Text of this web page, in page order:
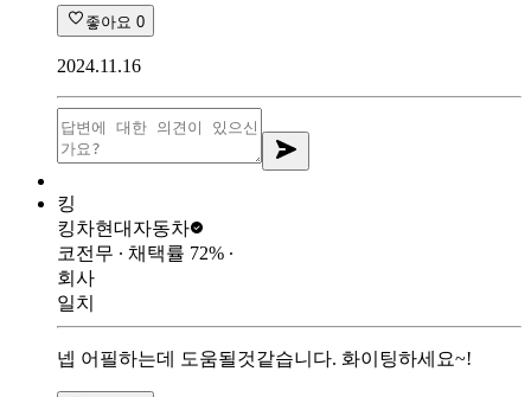
좋아요 0
2024.11.16
킹
킹차현대자동차
코전무 ∙ 채택률 72% ∙
회사
일치
넵 어필하는데 도움될것같습니다. 화이팅하세요~!